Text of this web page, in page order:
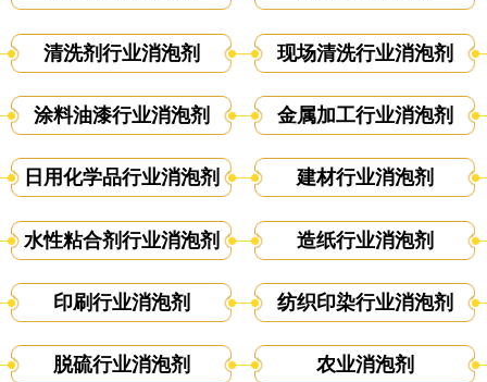
清洗剂行业消泡剂 现场清洗行业消泡剂
涂料油漆行业消泡剂 金属加工行业消泡剂
日用化学品行业消泡剂 建材行业消泡剂
水性粘合剂行业消泡剂 造纸行业消泡剂
印刷行业消泡剂 纺织印染行业消泡剂
脱硫行业消泡剂 农业消泡剂